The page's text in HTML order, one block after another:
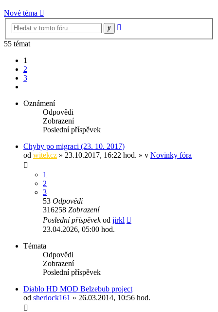
Nové téma
Hledat
55 témat
1
2
3
Oznámení
Odpovědi
Zobrazení
Poslední příspěvek
Chyby po migraci (23. 10. 2017)
od witekcz » 23.10.2017, 16:22 hod. » v Novinky fóra
1
2
3
53 Odpovědi
316258 Zobrazení
Poslední příspěvekod jirkl
23.04.2026, 05:00 hod.
Témata
Odpovědi
Zobrazení
Poslední příspěvek
Diablo HD MOD Belzebub project
od sherlock161 » 26.03.2014, 10:56 hod.